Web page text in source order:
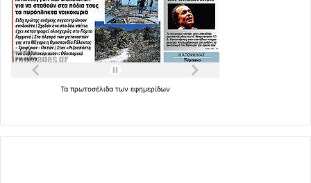
Τα πρωτοσέλιδα των εφημερίδων